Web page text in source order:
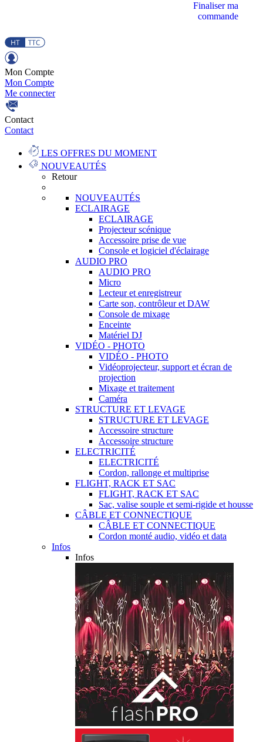
Finaliser ma
commande
Mon Compte
Mon Compte
Me connecter
Contact
Contact
LES OFFRES DU MOMENT
NOUVEAUTÉS
Retour
NOUVEAUTÉS
ECLAIRAGE
ECLAIRAGE
Projecteur scénique
Accessoire prise de vue
Console et logiciel d'éclairage
AUDIO PRO
AUDIO PRO
Micro
Lecteur et enregistreur
Carte son, contrôleur et DAW
Console de mixage
Enceinte
Matériel DJ
VIDÉO - PHOTO
VIDÉO - PHOTO
Vidéoprojecteur, support et écran de
projection
Mixage et traitement
Caméra
STRUCTURE ET LEVAGE
STRUCTURE ET LEVAGE
Accessoire structure
Accessoire structure
ELECTRICITÉ
ELECTRICITÉ
Cordon, rallonge et multiprise
FLIGHT, RACK ET SAC
FLIGHT, RACK ET SAC
Sac, valise souple et semi-rigide et housse
CÂBLE ET CONNECTIQUE
CÂBLE ET CONNECTIQUE
Cordon monté audio, vidéo et data
Infos
Infos